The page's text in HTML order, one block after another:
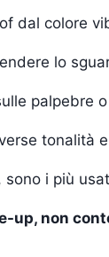
dal colore
lo
palpebre
tonalità
i più
up, non